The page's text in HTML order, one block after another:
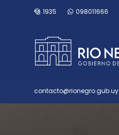
1935 098011666
contacto@rionegro.gub.uy